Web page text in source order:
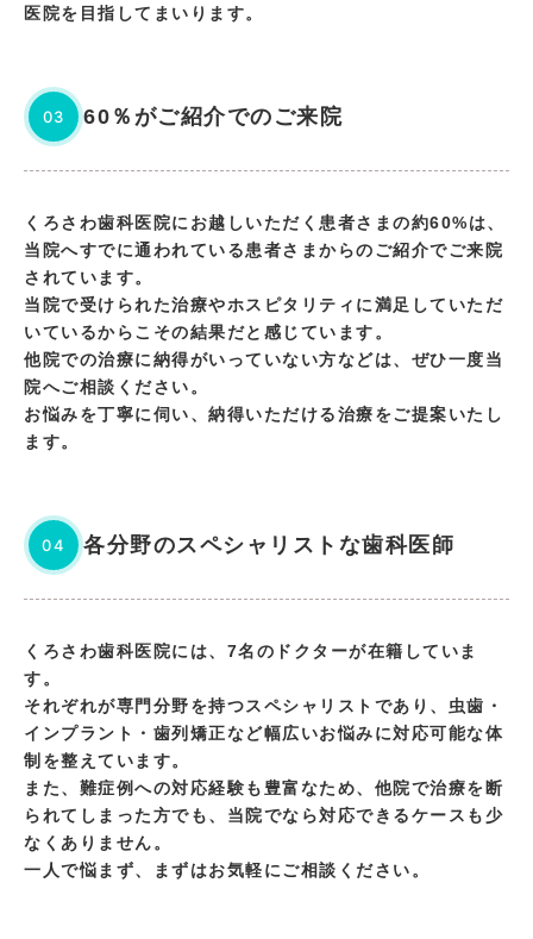
医院を目指してまいります。
03 60％がご紹介でのご来院
くろさわ歯科医院にお越しいただく患者さまの約60%は、
当院へすでに通われている患者さまからのご紹介でご来院
されています。
当院で受けられた治療やホスピタリティに満足していただ
いているからこその結果だと感じています。
他院での治療に納得がいっていない方などは、ぜひ一度当
院へご相談ください。
お悩みを丁寧に伺い、納得いただける治療をご提案いたし
ます。
04 各分野のスペシャリストな歯科医師
くろさわ歯科医院には、7名のドクターが在籍していま
す。
それぞれが専門分野を持つスペシャリストであり、虫歯・
インプラント・歯列矯正など幅広いお悩みに対応可能な体
制を整えています。
また、難症例への対応経験も豊富なため、他院で治療を断
られてしまった方でも、当院でなら対応できるケースも少
なくありません。
一人で悩まず、まずはお気軽にご相談ください。